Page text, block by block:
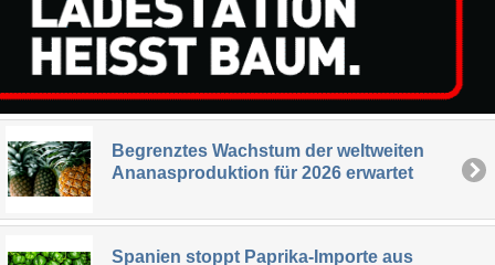
Begrenztes Wachstum der weltweiten
Ananasproduktion für 2026 erwartet
Spanien stoppt Paprika-Importe aus